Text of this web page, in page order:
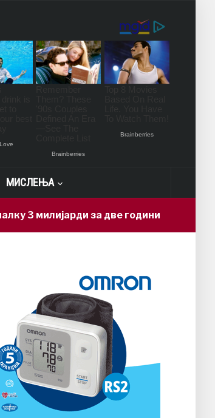
МИСЛЕЊА
за две години 5 hours ago